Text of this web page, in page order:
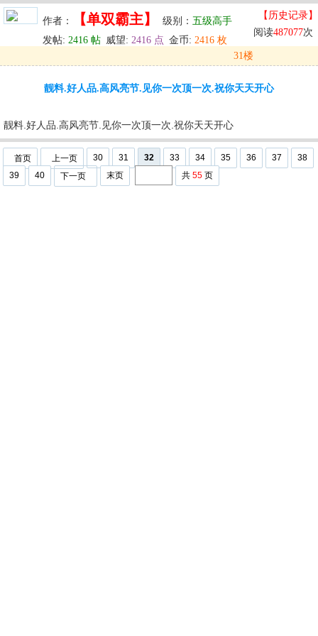
作者： 【单双霸主】 级别： 五级高手
发帖: 2416 帖 威望: 2416 点 金币: 2416 枚
【历史记录】
阅读487077次
31楼
编辑 u
靓料.好人品.高风亮节.见你一次顶一次.祝你天天开心
靓料.好人品.高风亮节.见你一次顶一次.祝你天天开心
首页 上一页 30 31 32 33 34 35 36 37
38
39
40 下一页 末页 共 55 页